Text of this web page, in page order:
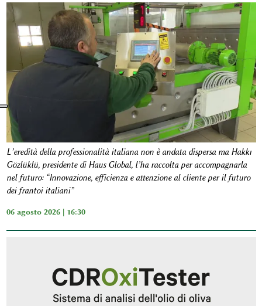
L’eredità della professionalità italiana non è andata dispersa ma Hakkı
Gözlüklü, presidente di Haus Global, l’ha raccolta per accompagnarla
nel futuro: “Innovazione, efficienza e attenzione al cliente per il futuro
dei frantoi italiani”
06 agosto 2026 | 16:30